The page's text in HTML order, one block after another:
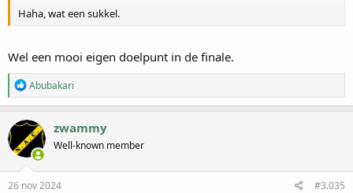
Haha, wat een sukkel.
Wel een mooi eigen doelpunt in de finale.
W
a
a
r
d
e
r
i
n
Abubakari
zwammy
Well-known member
26 nov 2024 #3.035